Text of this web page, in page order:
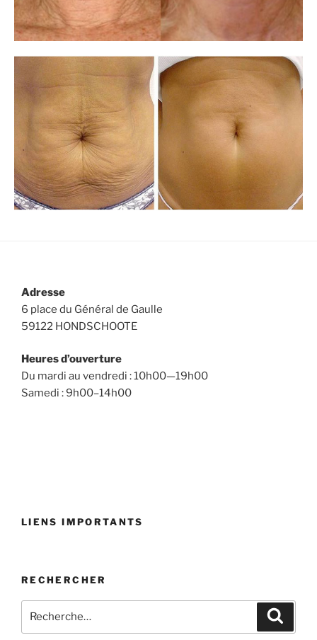
Adresse
6 place du Général de Gaulle
59122 HONDSCHOOTE
Heures d’ouverture
Du mardi au vendredi : 10h00—19h00
Samedi : 9h00–14h00
LIENS IMPORTANTS
RECHERCHER